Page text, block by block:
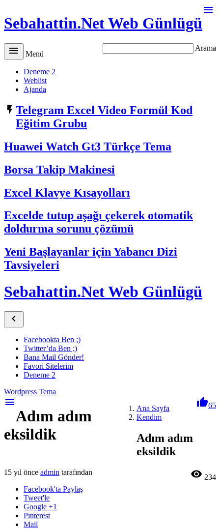
Sebahattin.Net Web Günlügü

Arama
 Menü
Deneme 2
Weblist
Ajanda
 Telegram Excel Video Formül Kod
Eğitim Grubu
Huawei Watch Gt3 Türkçe Tema
Borsa Takip Makinesi
Excel Klavye Kısayolları
Excelde tutup aşağı çekerek otomatik
doldurma sorunu çözümü
Yeni Başlayanlar için Yabancı Dizi
Tavsiyeleri
Sebahattin.Net Web Günlügü

Facebookta Ben ;)
Twitter’da Ben ;)
Bana Mail Gönder!
Favori Sitelerim
Deneme 2
Wordpress Tema
menu
Adım adım
eksildik
65
Ana Sayfa
Kendim
Adım adım
eksildik
15 yıl önce admin tarafından  234
Facebook'ta Paylaş
Tweet'le
Google +1
Pınterest
Mail